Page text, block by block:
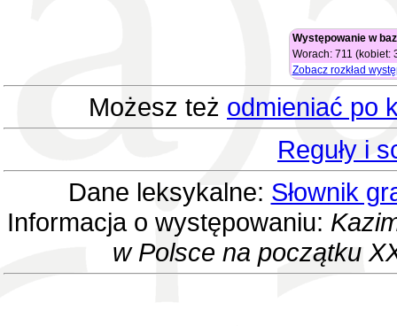
Występowanie w
Worach: 711 (kobiet:
Zobacz rozkład
Możesz też odmieniać po
Reguły i
Dane leksykalne: Słownik
Informacja o występowaniu:
w Polsce na początku